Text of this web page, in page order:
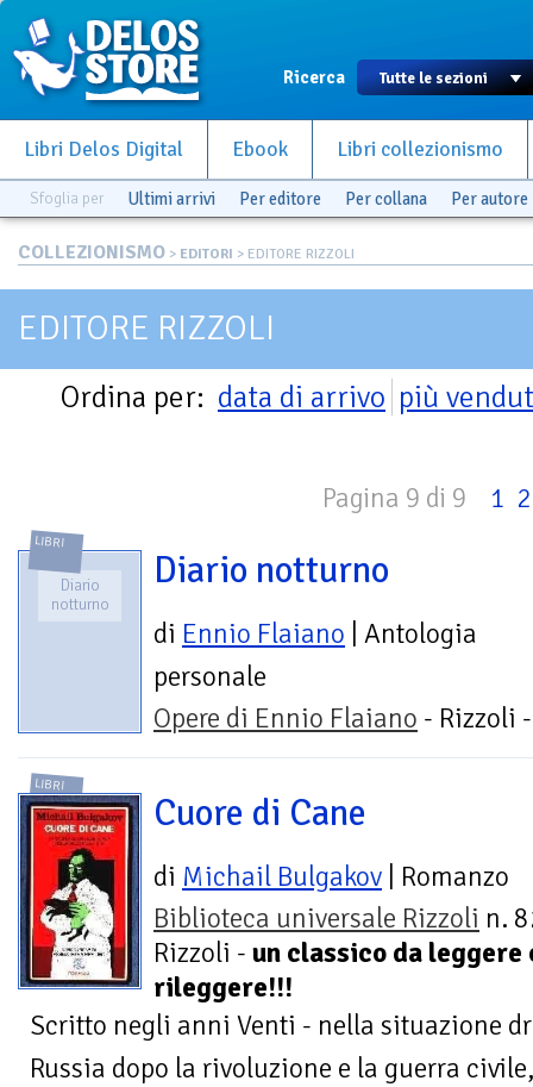
Ricerca
Libri Delos Digital Ebook Libri collezionismo
Sfoglia per Ultimi arrivi Per editore Per collana Per autore
COLLEZIONISMO > EDITORI > EDITORE RIZZOLI
EDITORE RIZZOLI
Ordina per: data di arrivo più
Pagina 9 di 9 1 2
LIBRI
Diario
notturno
Diario notturno
di Ennio Flaiano | Antologia
personale
Opere di Ennio Flaiano - Rizzoli
LIBRI
Cuore di Cane
di Michail Bulgakov | Romanzo
Biblioteca universale Rizzoli n.
Rizzoli - un classico da leggere
rileggere!!!
Scritto negli anni Venti - nella situazione
Russia dopo la rivoluzione e la guerra